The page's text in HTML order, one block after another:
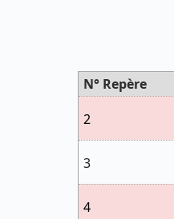
N° Repère
2
3
4